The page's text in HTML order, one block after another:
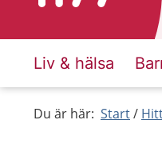
Liv & hälsa
Du är här: Start